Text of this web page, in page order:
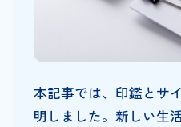
本記事では、印鑑とサ
明しました。新しい生